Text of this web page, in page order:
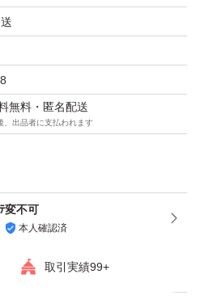
無料・匿名配送
、出品者に支払われます
変不可
本人確認済
取引実績99+